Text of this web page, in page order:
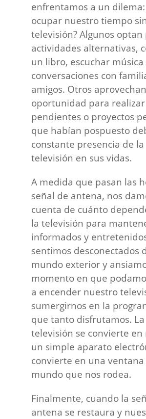
enfrentamos a un dilema:
ocupar nuestro tiempo
televisión? Algunos optan
actividades alternativas,
un libro, escuchar
conversaciones con
amigos. Otros
oportunidad para
pendientes o proyectos
que habían pospuesto
constante presencia de la
televisión en sus vidas.
A medida que pasan las
señal de antena, nos
cuenta de cuánto
la televisión para
informados y
sentimos desconectados
mundo exterior y
momento en que
a encender nuestro
sumergirnos en la
que tanto disfrutamos. La
televisión se convierte en
un simple aparato
convierte en una ventana
mundo que nos rodea.
Finalmente, cuando la
antena se restaura y